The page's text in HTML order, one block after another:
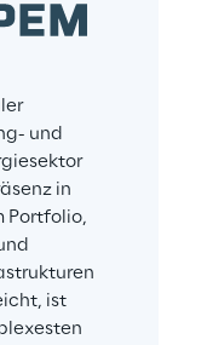
und
in
Portfolio,
ist